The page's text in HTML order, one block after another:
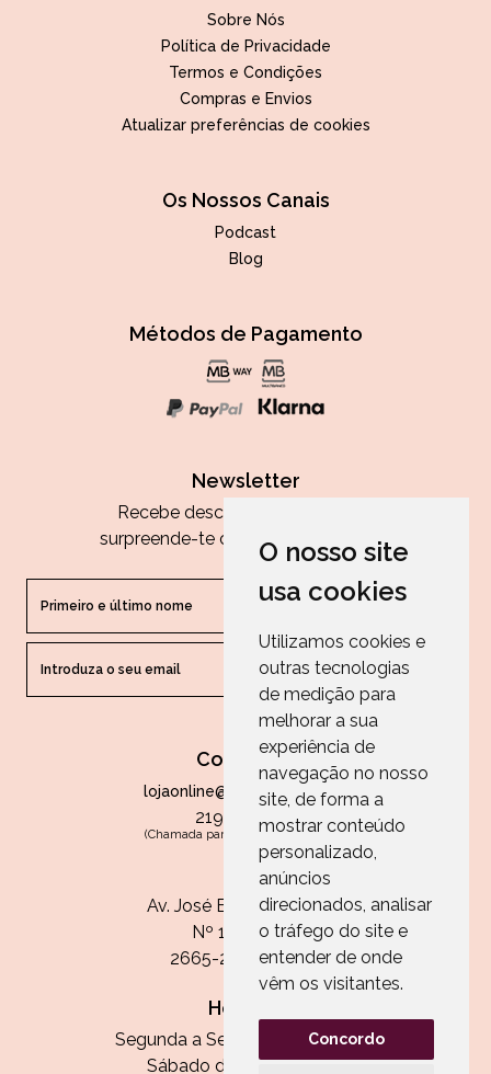
O nosso site
usa cookies
Utilizamos cookies e
outras tecnologias
de medição para
melhorar a sua
experiência de
navegação no nosso
site, de forma a
mostrar conteúdo
personalizado,
anúncios
direcionados, analisar
o tráfego do site e
entender de onde
vêm os visitantes.
Concordo
Sobre Nós
Política de Privacidade
Termos e Condições
Compras e Envios
Atualizar preferências de cookies
Os Nossos Canais
Podcast
Blog
Métodos de Pagamento
Newsletter
Recebe descontos exclusivos e
surpreende-te com as nossas dicas.
ENVIAR
Contactos
lojaonline@paperandarts.pt
219 862 836
(Chamada para a rede fixa nacional)
Loja
Av. José Batista Antunes
Nº 11, Loja 10
2665-236 Malveira
Horário:
Segunda a Sexta das 13h às 20h
Sábado das 9h30 às 13h